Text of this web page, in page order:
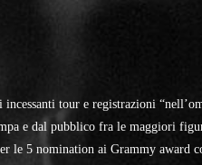
incessanti tour e registrazioni
e dal pubblico fra le maggiori
le 5 nomination ai Grammy award